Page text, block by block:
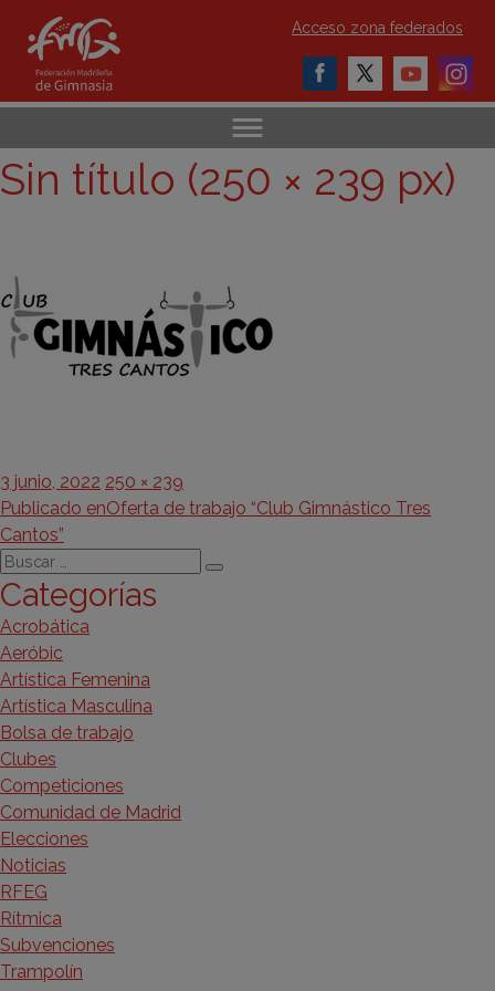
Acceso zona federados
Sin título (250 × 239 px)
Publicado
el
3 junio, 2022 Tamaño
completo
250 × 239
Navegación
de
entradas
Publicado enOferta de trabajo “Club Gimnástico Tres
Cantos”
Buscar
por:
Buscar
Categorías
Acrobática
Aeróbic
Artística Femenina
Artística Masculina
Bolsa de trabajo
Clubes
Competiciones
Comunidad de Madrid
Elecciones
Noticias
RFEG
Rítmica
Subvenciones
Trampolín